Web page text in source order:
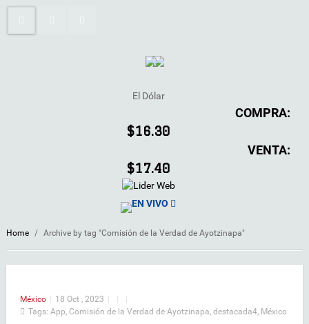
El Dólar
COMPRA:
$16.30
VENTA:
$17.40
EN VIVO
Home / Archive by tag "Comisión de la Verdad de Ayotzinapa"
México | 18 Oct , 2023 | |
|
Tags: App Comisión de la Verdad de Ayotzinapa destacada4 México